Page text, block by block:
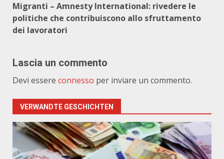
Migranti – Amnesty International: rivedere le
politiche che contribuiscono allo sfruttamento
dei lavoratori
Lascia un commento
Devi essere connesso per inviare un commento.
VERWANDTE GESCHICHTEN